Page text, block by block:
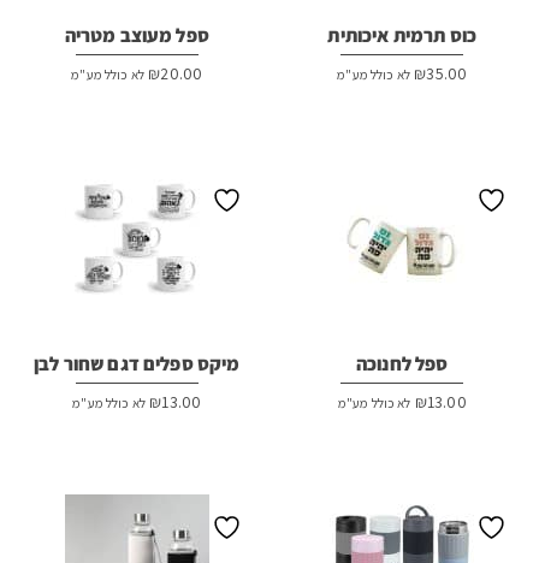
כוס תרמית איכותית
₪35.00 לא כולל מע"מ
ספל מעוצב מטריה
₪20.00 לא כולל מע"מ
ספל לחנוכה
₪13.00 לא כולל מע"מ
מיקס ספלים דגם שחור לבן
₪13.00 לא כולל מע"מ